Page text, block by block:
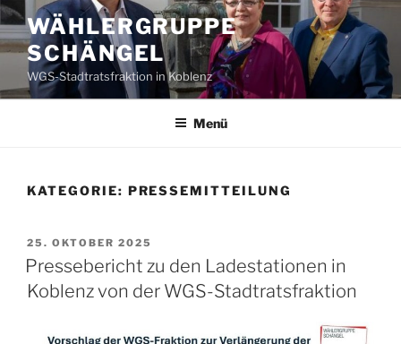
Zum
Inhalt
springen
WÄHLERGRUPPE
SCHÄNGEL
WGS-Stadtratsfraktion in Koblenz
Menü
KATEGORIE: PRESSEMITTEILUNG
VERÖFFENTLICHT
AM
25. OKTOBER 2025
Pressebericht zu den Ladestationen in
Koblenz von der WGS-Stadtratsfraktion